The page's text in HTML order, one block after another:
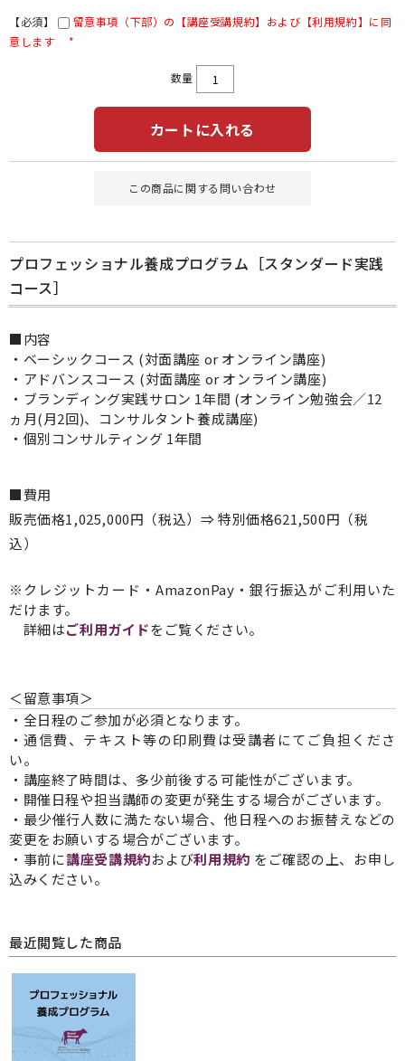
【必須】
留意事項（下部）の【講座受講規約】および【利用規約】に同
意します
*
数量
カートに入れる
この商品に関する問い合わせ
プロフェッショナル養成プログラム［スタンダード実践
コース］
■内容
・ベーシックコース (対面講座 or オンライン講座)
・アドバンスコース (対面講座 or オンライン講座)
・ブランディング実践サロン 1年間 (オンライン勉強会／12
ヵ月(月2回)、コンサルタント養成講座)
・個別コンサルティング 1年間
■費用
販売価格1,025,000円（税込）⇒ 特別価格621,500円（税
込）
※クレジットカード・AmazonPay・銀行振込がご利用いた
だけます。
詳細はご利用ガイドをご覧ください。
＜留意事項＞
・全日程のご参加が必須となります。
・通信費、テキスト等の印刷費は受講者にてご負担くださ
い。
・講座終了時間は、多少前後する可能性がございます。
・開催日程や担当講師の変更が発生する場合がございます。
・最少催行人数に満たない場合、他日程へのお振替えなどの
変更をお願いする場合がございます。
・事前に講座受講規約および利用規約 をご確認の上、お申し
込みください。
最近閲覧した商品